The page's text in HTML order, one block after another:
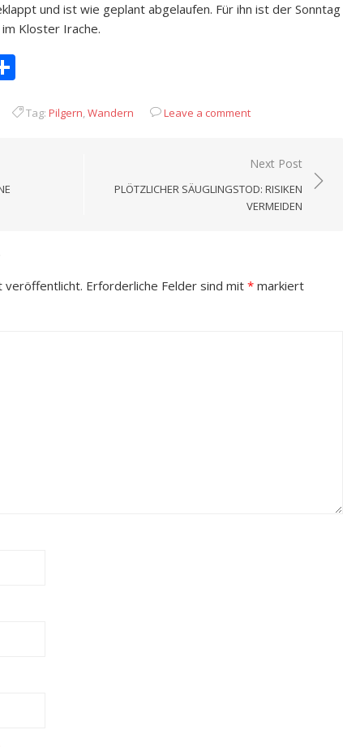
und ist wie geplant abgelaufen. Für ihn ist der Sonntag
Kloster Irache.
Tag: Pilgern,Wandern Leave a comment
Next Post
PLÖTZLICHER SÄUGLINGSTOD: RISIKEN
VERMEIDEN
veröffentlicht. Erforderliche Felder sind mit * markiert